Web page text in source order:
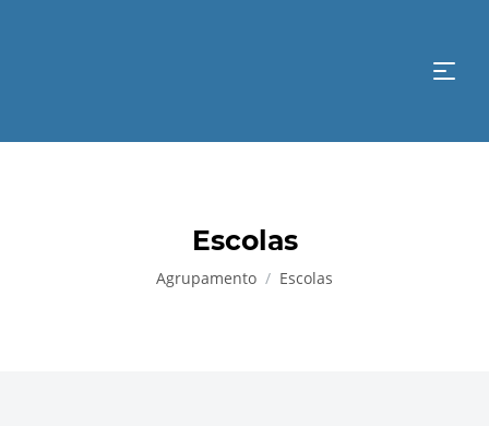
Escolas
Agrupamento Escolas